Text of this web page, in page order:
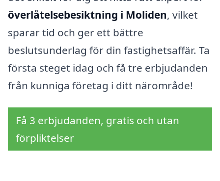
överlåtelsebesiktning i Moliden, vilket
sparar tid och ger ett bättre
beslutsunderlag för din fastighetsaffär. Ta
första steget idag och få tre erbjudanden
från kunniga företag i ditt närområde!
Få 3 erbjudanden, gratis och utan
förpliktelser